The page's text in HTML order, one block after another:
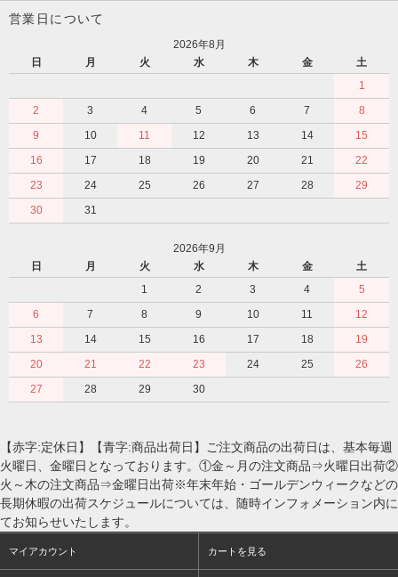
営業日について
2026年8月
日
月 火 水 木 金
土
1
2
3 4 5 6 7
8
9
10 11 12 13 14
15
16
17 18 19 20 21
22
23
24 25 26 27 28
29
30
31
2026年9月
日
月 火 水 木 金
土
1
2 3 4
5
6
7 8 9 10 11
12
13
14 15 16 17 18
19
20
21 22 23 24 25
26
27
28 29 30
【赤字:定休日】【青字:商品出荷日】ご注文商品の出荷日は、基本毎週
火曜日、金曜日となっております。①金～月の注文商品⇒火曜日出荷②
火～木の注文商品⇒金曜日出荷※年末年始・ゴールデンウィークなどの
長期休暇の出荷スケジュールについては、随時インフォメーション内に
てお知らせいたします。
マイアカウント カートを見る